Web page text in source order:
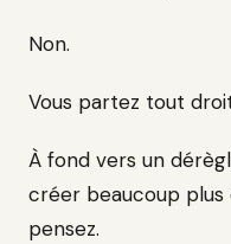
Non.
Vous partez tout
À fond vers un
créer beaucoup plus
pensez.